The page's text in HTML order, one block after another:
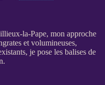
la-Pape, mon approche
et volumineuses,
je pose les balises de